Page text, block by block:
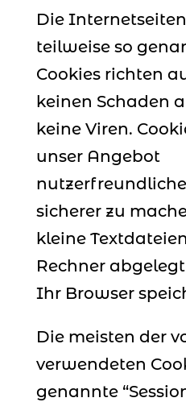
Die
teilweise so
Cookies richten
keinen Schaden
keine Viren.
unser Angebot
sicherer zu
kleine
Rechner
Ihr Browser
Die meisten der
verwendeten
genannte